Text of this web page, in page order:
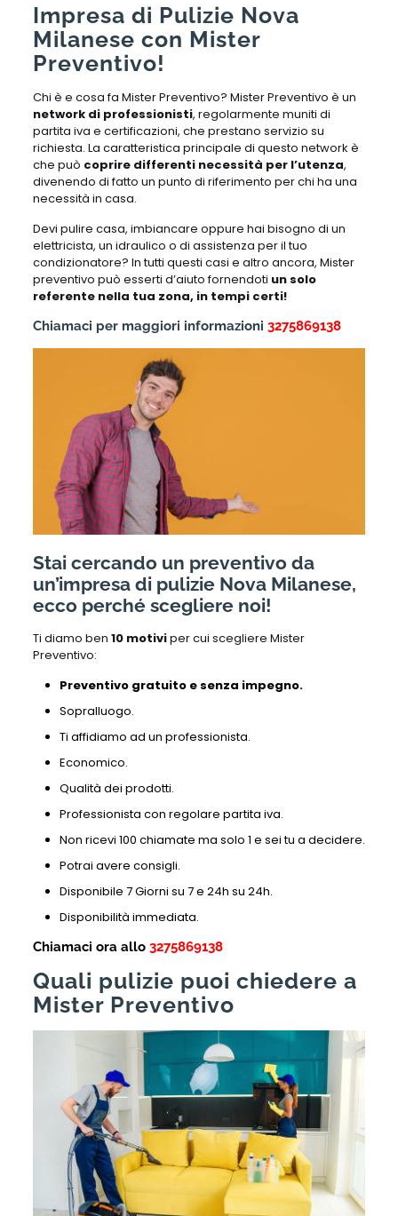
Impresa di Pulizie Nova
Milanese con Mister
Preventivo!
Chi è e cosa fa Mister Preventivo? Mister Preventivo è un
network di professionisti, regolarmente muniti di
partita iva e certificazioni, che prestano servizio su
richiesta. La caratteristica principale di questo network è
che può coprire differenti necessità per l’utenza,
divenendo di fatto un punto di riferimento per chi ha una
necessità in casa.
Devi pulire casa, imbiancare oppure hai bisogno di un
elettricista, un idraulico o di assistenza per il tuo
condizionatore? In tutti questi casi e altro ancora, Mister
preventivo può esserti d’aiuto fornendoti un solo
referente nella tua zona, in tempi certi!
Chiamaci per maggiori informazioni 3275869138
Stai cercando un preventivo da
un’impresa di pulizie Nova Milanese,
ecco perché scegliere noi!
Ti diamo ben 10 motiviper cui scegliere Mister
Preventivo:
Preventivo gratuito e senza impegno.
Sopralluogo.
Ti affidiamo ad un professionista.
Economico.
Qualità dei prodotti.
Professionista con regolare partita iva.
Non ricevi 100 chiamate ma solo 1 e sei tu a decidere.
Potrai avere consigli.
Disponibile 7 Giorni su 7 e 24h su 24h.
Disponibilità immediata.
Chiamaci ora allo 3275869138
Quali pulizie puoi chiedere a
Mister Preventivo